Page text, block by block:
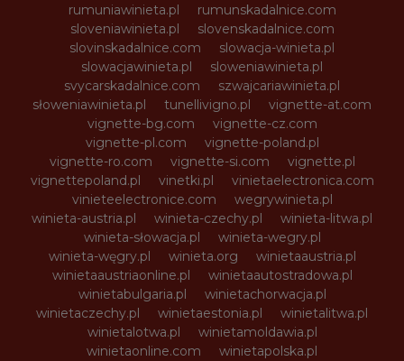
rumuniawinieta.pl
rumunskadalnice.com
sloveniawinieta.pl
slovenskadalnice.com
slovinskadalnice.com
slowacja-winieta.pl
slowacjawinieta.pl
sloweniawinieta.pl
svycarskadalnice.com
szwajcariawinieta.pl
słoweniawinieta.pl
tunellivigno.pl
vignette-at.com
vignette-bg.com
vignette-cz.com
vignette-pl.com
vignette-poland.pl
vignette-ro.com
vignette-si.com
vignette.pl
vignettepoland.pl
vinetki.pl
vinietaelectronica.com
vinieteelectronice.com
wegrywinieta.pl
winieta-austria.pl
winieta-czechy.pl
winieta-litwa.pl
winieta-słowacja.pl
winieta-wegry.pl
winieta-węgry.pl
winieta.org
winietaaustria.pl
winietaaustriaonline.pl
winietaautostradowa.pl
winietabulgaria.pl
winietachorwacja.pl
winietaczechy.pl
winietaestonia.pl
winietalitwa.pl
winietalotwa.pl
winietamoldawia.pl
winietaonline.com
winietapolska.pl